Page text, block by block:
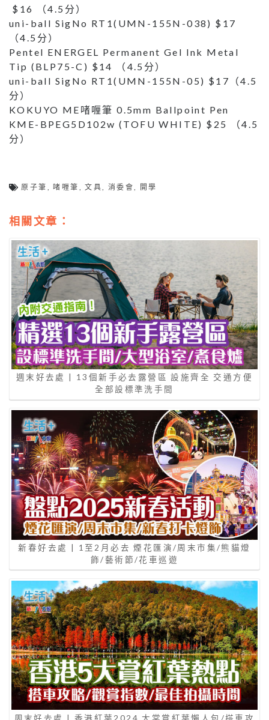
$16 （4.5分）
uni-ball SigNo RT1(UMN-155N-038) $17
（4.5分）
Pentel ENERGEL Permanent Gel Ink Metal
Tip (BLP75-C) $14 （4.5分）
uni-ball SigNo RT1(UMN-155N-05) $17（4.5
分）
KOKUYO ME啫喱筆 0.5mm Ballpoint Pen
KME-BPEG5D102w (TOFU WHITE) $25 （4.5
分）
原子筆 , 啫喱筆 ,文具,消委會, 開學
相關文章：
週末好去處 | 13個新手必去露營區 設施齊全 交通方便
全部設標準洗手間
新春好去處 | 1至2月必去 煙花匯演/周末市集/熊貓燈
飾/藝術節/花車巡遊
周末好去處 | 香港紅葉2024 大棠賞紅葉懶人包/搭車攻